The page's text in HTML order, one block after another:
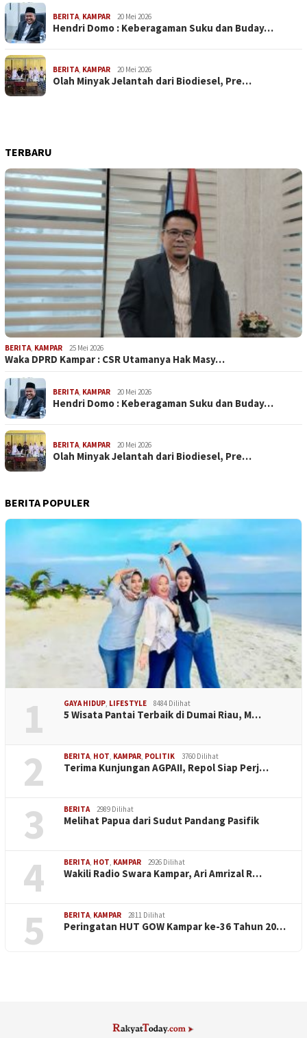
BERITA, KAMPAR 20 Mei 2026
Hendri Domo : Keberagaman Suku dan Buday…
BERITA, KAMPAR 20 Mei 2026
Olah Minyak Jelantah dari Biodiesel, Pre…
TERBARU
BERITA, KAMPAR 25 Mei 2026
Waka DPRD Kampar : CSR Utamanya Hak Masy…
BERITA, KAMPAR 20 Mei 2026
Hendri Domo : Keberagaman Suku dan Buday…
BERITA, KAMPAR 20 Mei 2026
Olah Minyak Jelantah dari Biodiesel, Pre…
BERITA POPULER
1 GAYA HIDUP LIFESTYLE 8484 Dilihat
5 Wisata Pantai Terbaik di Dumai Riau, M…
2 BERITA HOT KAMPAR POLITIK 3760 Dilihat
Terima Kunjungan AGPAII, Repol Siap Perj…
3 BERITA 2989 Dilihat
Melihat Papua dari Sudut Pandang Pasifik
4 BERITA HOT KAMPAR 2926 Dilihat
Wakili Radio Swara Kampar, Ari Amrizal R…
5 BERITA KAMPAR 2811 Dilihat
Peringatan HUT GOW Kampar ke-36 Tahun 20…